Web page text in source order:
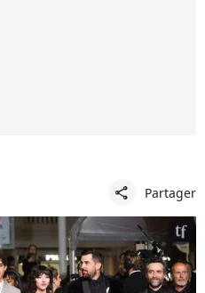
share Partager